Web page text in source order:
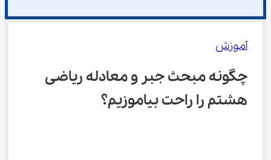
آموزش
چگونه مبحث جبر و معادله ریاضی
هشتم را راحت بیاموزیم؟